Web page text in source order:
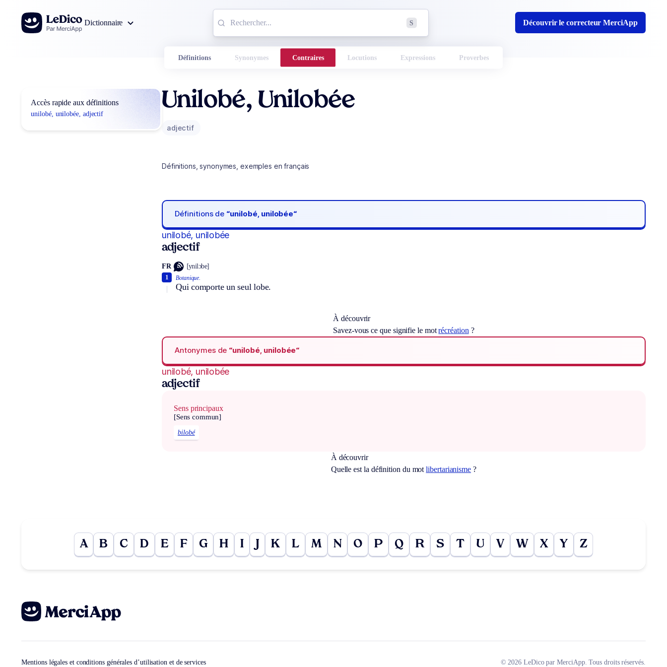
Aller au contenu
Dictionnaire
S Découvrir le correcteur MerciApp
Définitions Synonymes Contraires Locutions Expressions Proverbes
Accès rapide aux définitions
unilobé, unilobée, adjectif
Unilobé, Unilobée
adjectif
Définitions, synonymes, exemples en français
Définitions de “unilobé, unilobée“
unilobé, unilobée
adjectif
FR [ynilɔbe]
Botanique.
Qui comporte un seul lobe.
1
À découvrir
Savez-vous ce que signifie le motrécréation ?
Antonymes de “unilobé, unilobée“
unilobé, unilobée
adjectif
Sens principaux
[Sens commun]
bilobé
À découvrir
Quelle est la définition du motlibertarianisme ?
A B C D E F G H I J K L M N O P Q R S T U V W X Y Z
Mentions légales et conditions générales d’utilisation et de services © 2026 LeDico par MerciApp. Tous droits réservés.